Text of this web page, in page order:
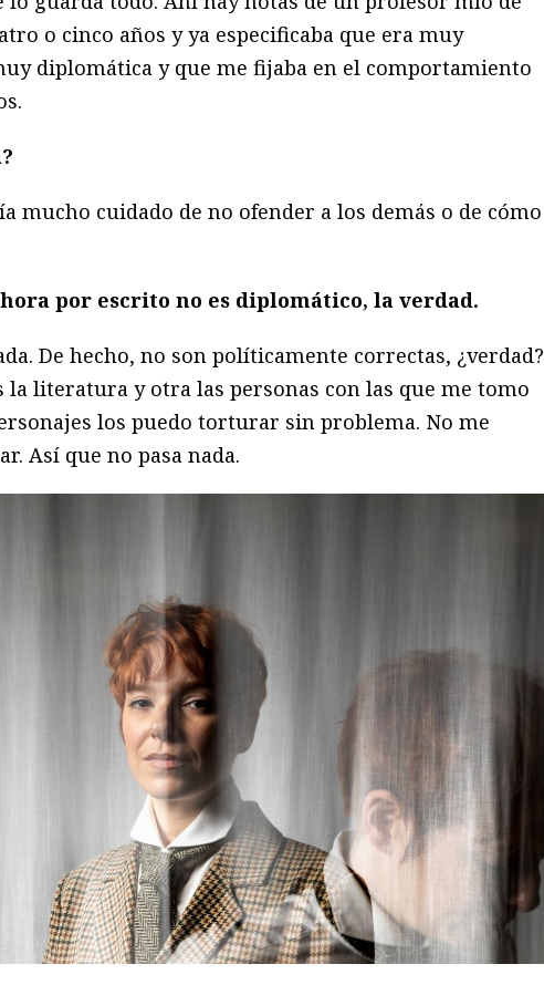
o cinco años y ya especificaba que era muy
diplomática y que me fijaba en el comportamiento
mucho cuidado de no ofender a los demás o de cómo
por escrito no es diplomático, la verdad.
De hecho, no son políticamente correctas, ¿verdad?
la literatura y otra las personas con las que me tomo
los puedo torturar sin problema. No me
Así que no pasa nada.